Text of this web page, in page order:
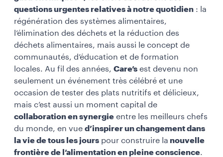
questions urgentes relatives à notre quotidien : la
régénération des systèmes alimentaires,
l’élimination des déchets et la réduction des
déchets alimentaires, mais aussi le concept de
communautés, d’éducation et de formation
locales. Au fil des années, Care’s est devenu non
seulement un événement très célébré et une
occasion de tester des plats nutritifs et délicieux,
mais c’est aussi un moment capital de
collaboration en synergie entre les meilleurs chefs
du monde, en vue d’inspirer un changement dans
la vie de tous les jours pour construire la nouvelle
frontière de l’alimentation en pleine conscience.